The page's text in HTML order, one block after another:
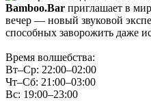
Bamboo.Bar приглашает в
вечер — новый звуковой
способных заворожить даже
Время волшебства:
Вт–Ср: 22:00–02:00
Чт–Сб: 21:00–03:00
Вс: 19:00–23:00